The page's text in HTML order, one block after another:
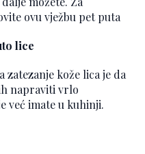
ovu vježbu pet puta
lice
kože lica je da
napraviti vrlo
već imate u kuhinji.